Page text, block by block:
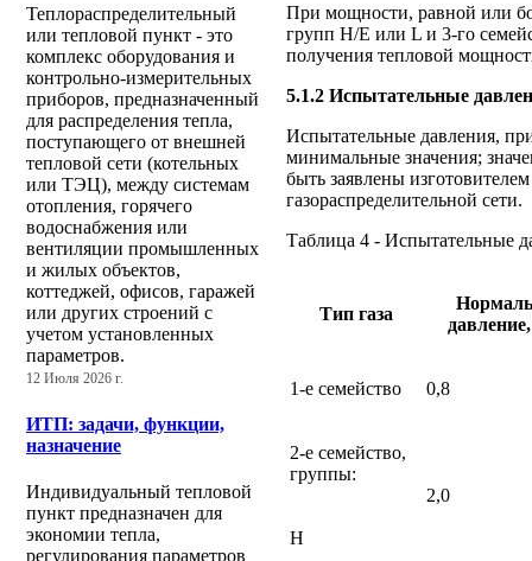
Теплораспределительный
или тепловой пункт - это
комплекс оборудования и
контрольно-измерительных
приборов, предназначенный
для распределения тепла,
поступающего от внешней
тепловой сети (котельных
или ТЭЦ), между системам
отопления, горячего
водоснабжения или
вентиляции промышленных
и жилых объектов,
коттеджей, офисов, гаражей
или других строений с
учетом установленных
параметров.
12 Июля 2026 г.
ИТП: задачи, функции,
назначение
Индивидуальный тепловой
пункт предназначен для
экономии тепла,
регулирования параметров
При мощности, равной или
групп Н/Е или L и 3-го
получения тепловой
5.1.2 Испытательные
Испытательные давления,
минимальные значения;
быть заявлены
газораспределительной сети.
Таблица 4 - Испытательные
Тип газа
1-е семейство 0,8
2-е семейство,
группы:
2,0
Н